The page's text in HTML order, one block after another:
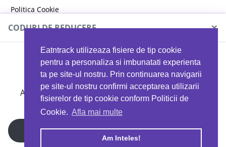
Eatntrack utilizeaza fisiere de tip cookie
pentru a personaliza si imbunatati experienta
ta pe site-ul nostru. Prin continuarea navigarii
pe site-ul nostru confirmi acceptarea utilizarii
fisierelor de tip cookie conform Politicii de
Cookie. Afla mai multe
Am Inteles!
Politica Cookie
Politica de confidențialitate
CODURI DE REDUCERE ×
MYPROTEIN
Ai 40%reducere la orice comandă folosind codul
EATTRACK
Profită acum